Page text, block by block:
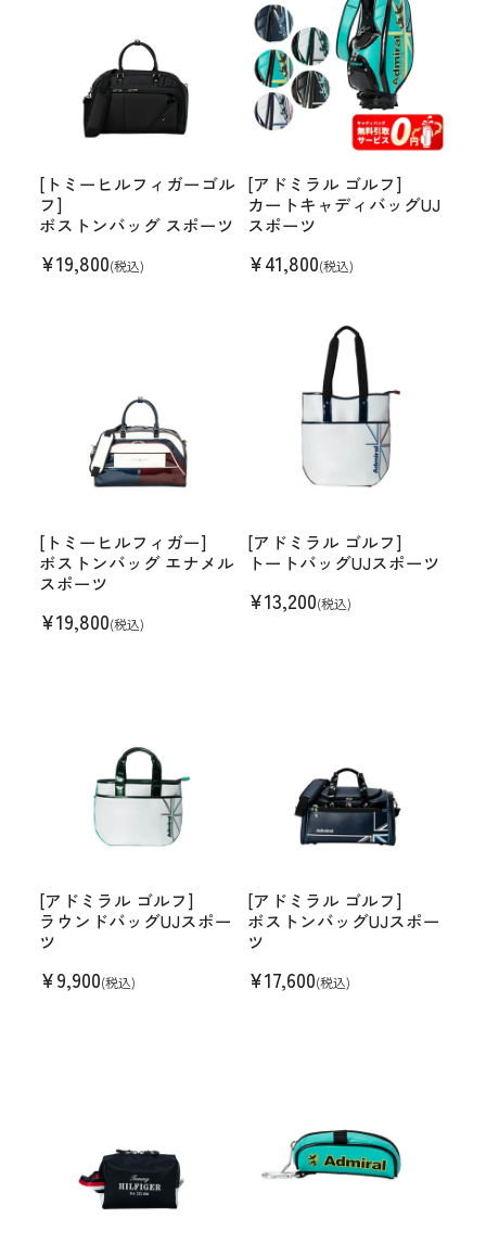
[トミーヒルフィガーゴル
フ]
ボストンバッグ スポーツ
¥19,800(税込)
[アドミラル ゴルフ]
カートキャディバッグUJ
スポーツ
¥41,800(税込)
[トミーヒルフィガー]
ボストンバッグ エナメル
スポーツ
¥19,800(税込)
[アドミラル ゴルフ]
トートバッグUJスポーツ
¥13,200(税込)
[アドミラル ゴルフ]
ラウンドバッグUJスポー
ツ
¥9,900(税込)
[アドミラル ゴルフ]
ボストンバッグUJスポー
ツ
¥17,600(税込)